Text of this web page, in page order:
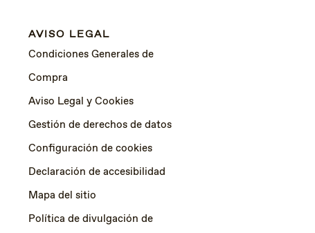
AVISO LEGAL
Condiciones Generales de
Compra
Aviso Legal y Cookies
Gestión de derechos de datos
Configuración de cookies
Declaración de accesibilidad
Mapa del sitio
Política de divulgación de